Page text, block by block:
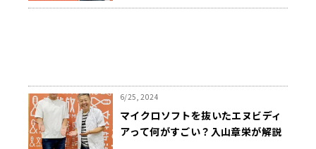
6/25, 2024
マイクロソフトを抜いたエヌビディ
アって何がすごい？入山章栄が解説